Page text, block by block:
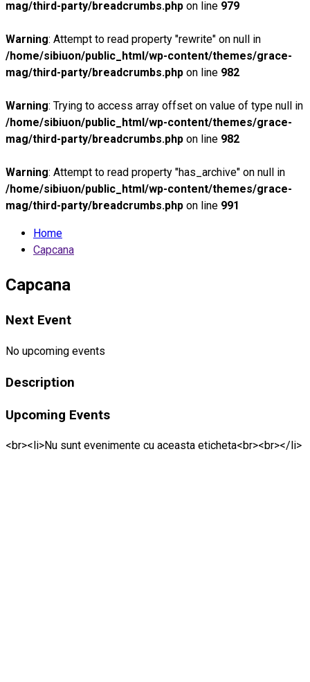
mag/third-party/breadcrumbs.php on line 979
Warning: Attempt to read property "rewrite" on null in
/home/sibiuon/public_html/wp-content/themes/grace-
mag/third-party/breadcrumbs.php on line 982
Warning: Trying to access array offset on value of type null in
/home/sibiuon/public_html/wp-content/themes/grace-
mag/third-party/breadcrumbs.php on line 982
Warning: Attempt to read property "has_archive" on null in
/home/sibiuon/public_html/wp-content/themes/grace-
mag/third-party/breadcrumbs.php on line 991
Home
Capcana
Capcana
Next Event
No upcoming events
Description
Upcoming Events
<br><li>Nu sunt evenimente cu aceasta eticheta<br><br></li>